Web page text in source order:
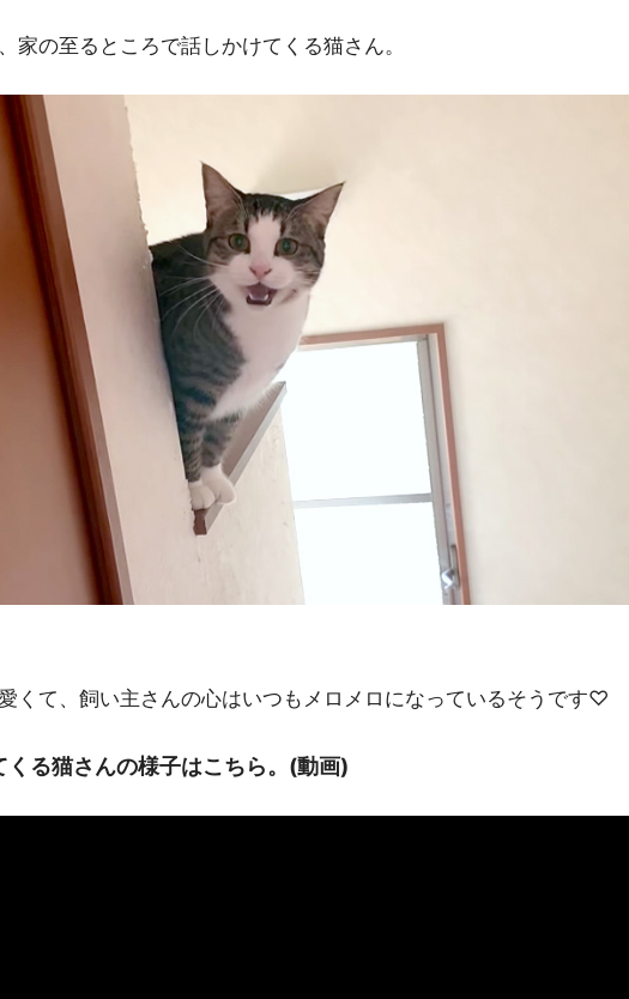
家の至るところで話しかけてくる猫さん。
くて、飼い主さんの心はいつもメロメロになっているそうです♡
くる猫さんの様子はこちら。(動画)